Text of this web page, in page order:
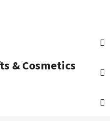
& Cosmetics